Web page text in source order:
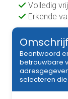
Volledig
Erkende
Beantwoord
betrouwbare
selecteren die